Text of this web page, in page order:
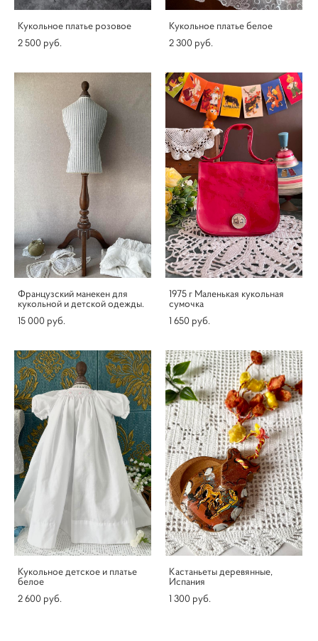
Кукольное платье розовое
2 500 pуб.
Кукольное платье белое
2 300 pуб.
Французский манекен для
кукольной и детской одежды.
15 000 pуб.
1975 г Маленькая кукольная
сумочка
1 650 pуб.
Кукольное детское и платье
белое
2 600 pуб.
Кастаньеты деревянные,
Испания
1 300 pуб.